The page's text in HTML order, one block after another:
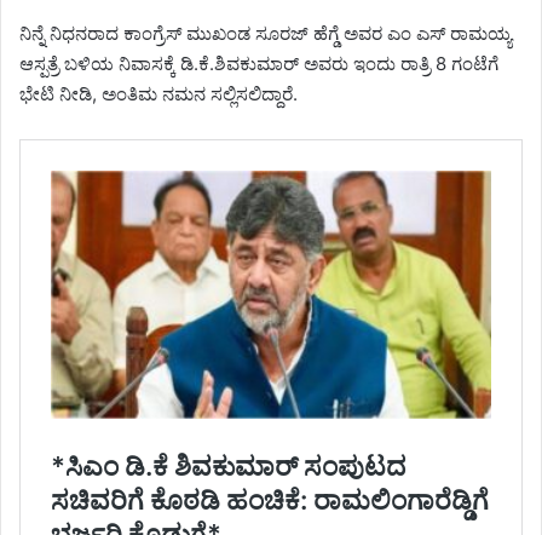
ನಿನ್ನೆ ನಿಧನರಾದ ಕಾಂಗ್ರೆಸ್ ಮುಖಂಡ ಸೂರಜ್ ಹೆಗ್ಡೆ ಅವರ ಎಂ ಎಸ್ ರಾಮಯ್ಯ
ಆಸ್ಪತ್ರೆ ಬಳಿಯ ನಿವಾಸಕ್ಕೆ ಡಿ.ಕೆ.ಶಿವಕುಮಾರ್ ಅವರು ಇಂದು ರಾತ್ರಿ 8 ಗಂಟೆಗೆ
ಭೇಟಿ ನೀಡಿ, ಅಂತಿಮ ನಮನ ಸಲ್ಲಿಸಲಿದ್ದಾರೆ.